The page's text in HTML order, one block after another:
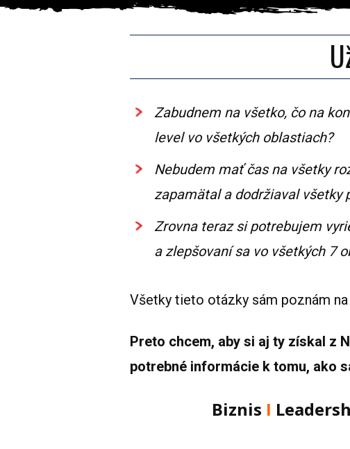
Zabudnem na všetko, čo na
level vo všetkých oblastiach?
Nebudem mať čas na všetky
zapamätal a dodržiaval všetky
Zrovna teraz si potrebujem
a zlepšovaní sa vo všetkých 7
Všetky tieto otázky sám poznám
Preto chcem, aby si aj ty získal z
potrebné informácie k tomu, ako
Biznis Ι